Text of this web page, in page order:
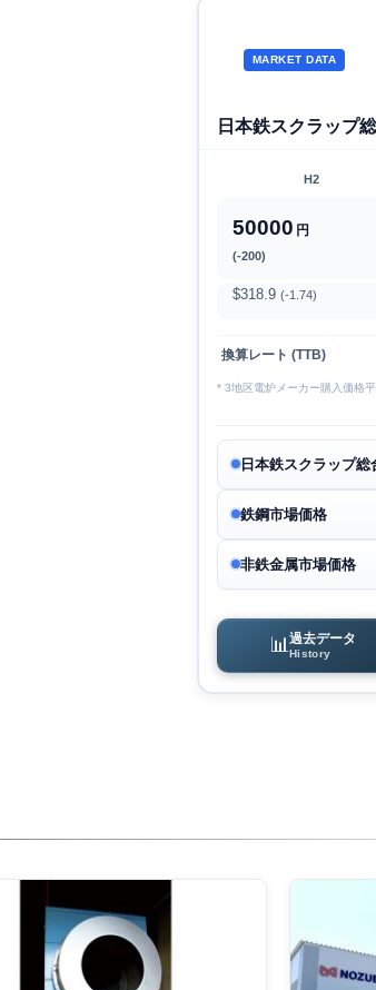
MARKET DATA
日本鉄スクラップ
H2
50000 円
(-200)
$318.9 (-1.74)
換算レート (TTB)
* 3地区電炉メーカー購入価格平
日本鉄スクラップ総
鉄鋼市場価格
非鉄金属市場価格
📊 過去データ
History